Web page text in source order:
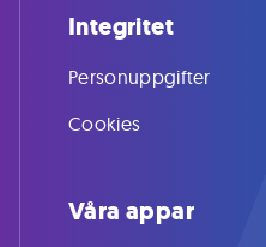
Integritet
Personuppgifter
Cookies
Våra appar